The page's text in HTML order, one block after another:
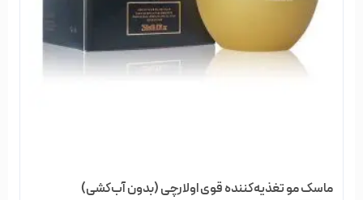
ماسک مو تغذیه‌کننده قوی اولارچی (بدون آب‌کشی)